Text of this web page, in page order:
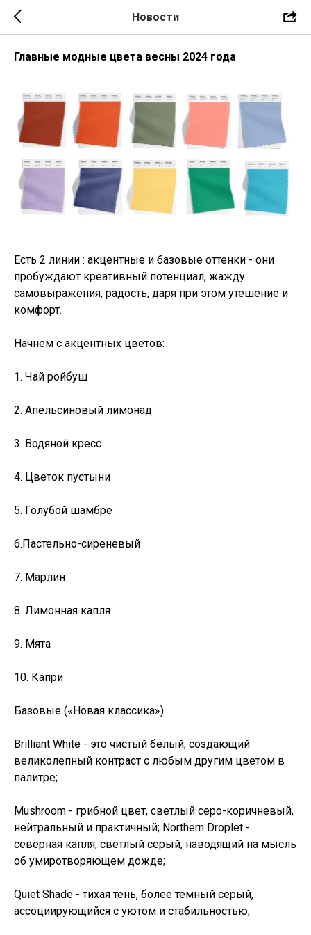
Новости
Главные модные цвета весны 2024 года
Есть 2 линии : акцентные и базовые оттенки - они
пробуждают креативный потенциал, жажду
самовыражения, радость, даря при этом утешение и
комфорт.
Начнем с акцентных цветов:
1. Чай ройбуш
2. Апельсиновый лимонад
3. Водяной кресс
4. Цветок пустыни
5. Голубой шамбре
6.Пастельно-сиреневый
7. Марлин
8. Лимонная капля
9. Мята
10. Капри
Базовые («Новая классика»)
Brilliant White - это чистый белый, создающий
великолепный контраст с любым другим цветом в
палитре;
Mushroom - грибной цвет, светлый серо-коричневый,
нейтральный и практичный; Northern Droplet -
северная капля, светлый серый, наводящий на мысль
об умиротворяющем дожде;
Quiet Shade - тихая тень, более темный серый,
ассоциирующийся с уютом и стабильностью;